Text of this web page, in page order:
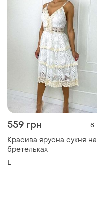
559 грн 8
Красива ярусна сукня на
бретельках
L